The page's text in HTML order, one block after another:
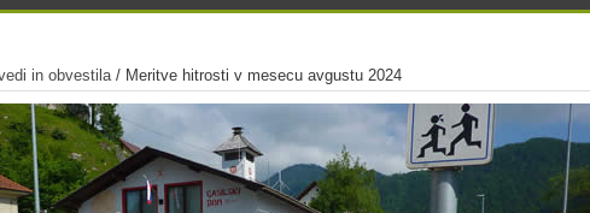
in obvestila/ Meritve hitrosti v mesecu avgustu 2024